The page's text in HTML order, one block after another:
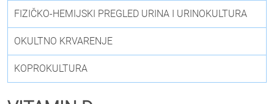
FIZIČKO-HEMIJSKI PREGLED URINA I URINOKULTURA
OKULTNO KRVARENJE
KOPROKULTURA